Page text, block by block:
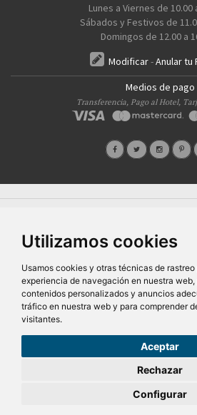
Utilizamos cookies
Usamos cookies y otras técnicas de rastreo
experiencia de navegación en nuestra
contenidos personalizados y anuncios
tráfico en nuestra web y para comprender
visitantes.
Aceptar
Rechazar
Configurar
56,50€
RESERVAR
Lunes a Viernes de 10.00
Sábados y Festivos de
Domingos de 12.00 a
Modificar-Anular tu
Medios de pago
Transferencia, Pago al Hotel,
SG Entornos Turísticos S.L. Av. Vila Verde Cidade de
Todos los derechos